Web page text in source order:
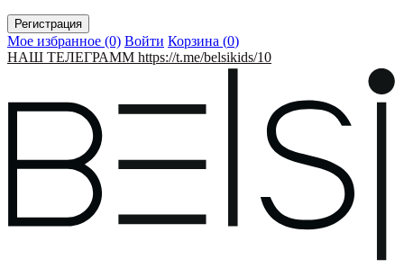
Мое избранное (0) Войти Корзина (0)
НАШ ТЕЛЕГРАММ https://t.me/belsikids/10